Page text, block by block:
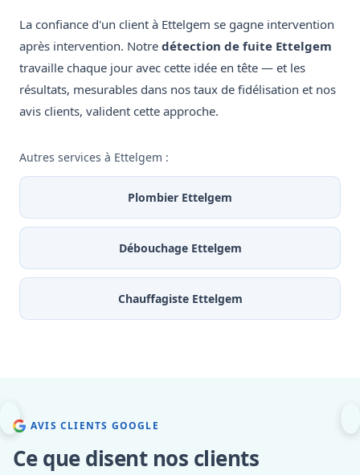
La confiance d'un client à Ettelgem se gagne intervention
après intervention. Notre détection de fuite Ettelgem
travaille chaque jour avec cette idée en tête — et les
résultats, mesurables dans nos taux de fidélisation et nos
avis clients, valident cette approche.
Autres services à Ettelgem :
Plombier Ettelgem
Débouchage Ettelgem
Chauffagiste Ettelgem
AVIS CLIENTS GOOGLE
Ce que disent nos clients